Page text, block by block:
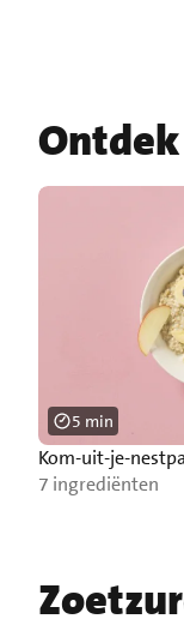
Kom-uit-je-
7 ingrediënten
5 min